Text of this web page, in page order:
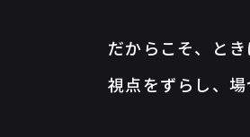
だからこそ、とき
視点をずらし、場